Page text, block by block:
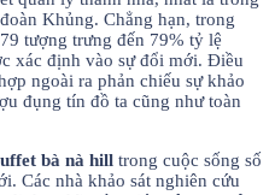
Khủng. Chẳng hạn, trong
tượng trưng đến 79% tỷ lệ
xác định vào sự đổi mới. Điều
ngoài ra phản chiếu sự khảo
đụng tín đồ ta cũng như toàn
bà nà hill trong cuộc sống số
Các nhà khảo sát nghiên cứu